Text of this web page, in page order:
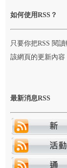
如何使用RSS？
只要你把RSS 閱
該網頁的更新內容
最新消息RSS